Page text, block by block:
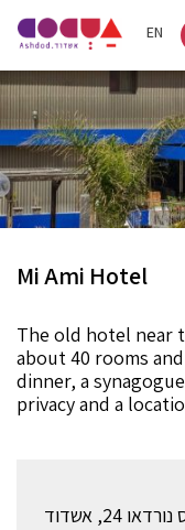
EN
HE
Mi Ami Hotel
The old hotel near
about 40 rooms
dinner, a
privacy and a
24, אשדוד